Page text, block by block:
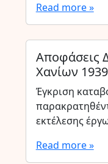
Read more »
Αποφάσεις
Χανίων 1939
Έγκριση
εκτέλεσης
Read more »